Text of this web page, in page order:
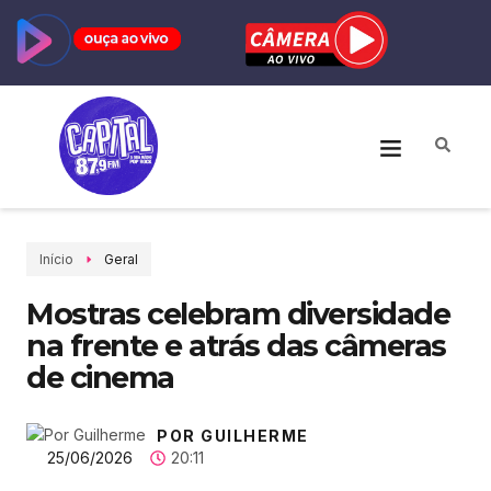
Início Geral
Mostras celebram diversidade
na frente e atrás das câmeras
de cinema
POR GUILHERME
25/06/2026
20:11